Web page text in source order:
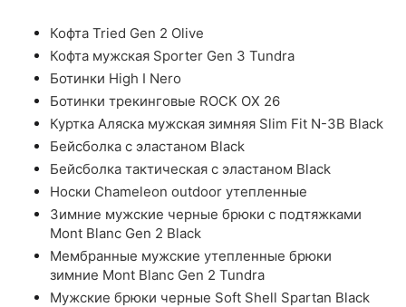
Кофта Tried Gen 2 Olive
Кофта мужская Sporter Gen 3 Tundra
Ботинки High I Nero
Ботинки трекинговые ROCK OX 26
Куртка Аляска мужская зимняя Slim Fit N-3B Black
Бейсболка с эластаном Black
Бейсболка тактическая с эластаном Black
Носки Chameleon outdoor утепленные
Зимние мужские черные брюки с подтяжками
Mont Blanc Gen 2 Black
Мембранные мужские утепленные брюки
зимние Mont Blanc Gen 2 Tundra
Мужские брюки черные Soft Shell Spartan Black